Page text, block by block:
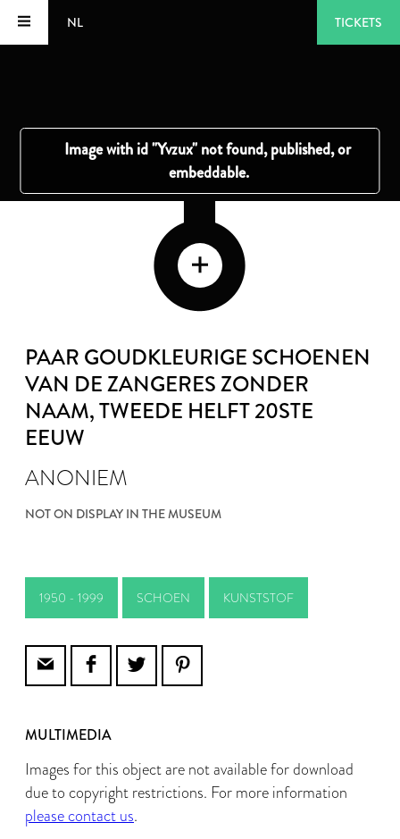
NL TICKETS
PAAR GOUDKLEURIGE SCHOENEN
VAN DE ZANGERES ZONDER
NAAM, TWEEDE HELFT 20STE
EEUW
ANONIEM
NOT ON DISPLAY IN THE MUSEUM
1950 - 1999 SCHOEN KUNSTSTOF
MULTIMEDIA
Images for this object are not available for download
due to copyright restrictions. For more information
please contact us.